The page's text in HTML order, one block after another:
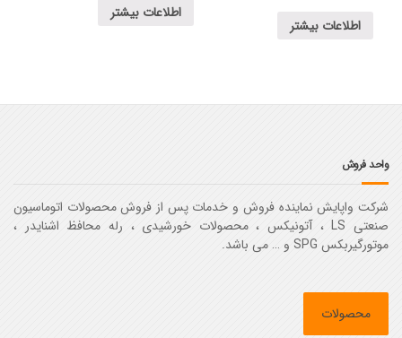
اطلاعات بیشتر
اطلاعات بیشتر
واحد فروش
شرکت واپایش نماینده فروش و خدمات پس از فروش محصولات اتوماسیون
صنعتی LS ، آتونیکس ، محصولات خورشیدی ، رله محافظ اشنایدر ،
موتورگیربکس SPG و … می باشد.
محصولات